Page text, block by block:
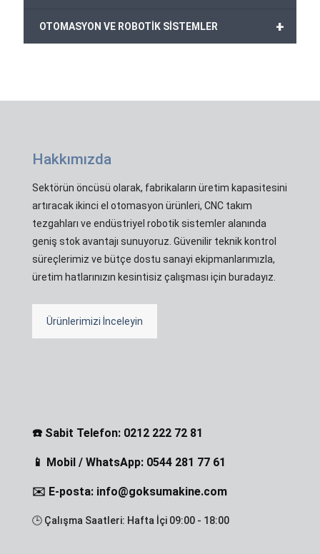
+
OTOMASYON VE ROBOTİK SİSTEMLER
Hakkımızda
Sektörün öncüsü olarak, fabrikaların üretim kapasitesini
artıracak ikinci el otomasyon ürünleri, CNC takım
tezgahları ve endüstriyel robotik sistemler alanında
geniş stok avantajı sunuyoruz. Güvenilir teknik kontrol
süreçlerimiz ve bütçe dostu sanayi ekipmanlarımızla,
üretim hatlarınızın kesintisiz çalışması için buradayız.
Ürünlerimizi İnceleyin
☎️ Sabit Telefon: 0212 222 72 81
📱 Mobil / WhatsApp: 0544 281 77 61
✉️ E-posta: info@goksumakine.com
🕒 Çalışma Saatleri: Hafta İçi 09:00 - 18:00